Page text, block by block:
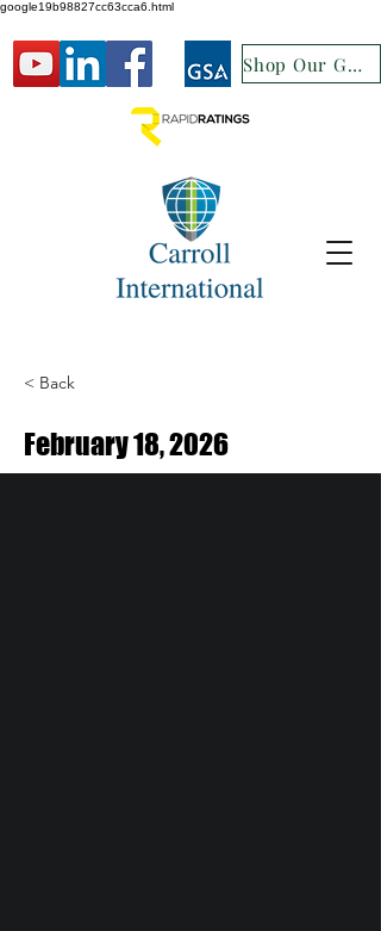
google19b98827cc63cca6.html
Shop Our GSA
< Back
February 18, 2026